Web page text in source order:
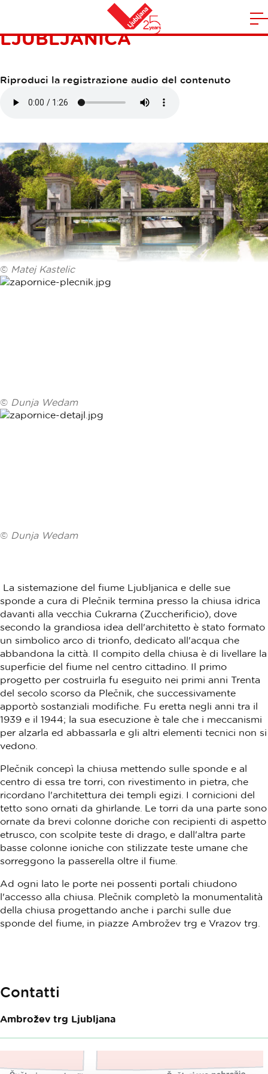
Casa
la
CHIUSA SUL FIUME
LJUBLJANICA
Riproduci la registrazione audio del contenuto
© Matej Kastelic
© Dunja Wedam
© Dunja Wedam
La sistemazione del fiume Ljubljanica e delle sue
sponde a cura di Plečnik termina presso la chiusa idrica
davanti alla vecchia Cukrarna (Zuccherificio), dove
secondo la grandiosa idea dell'architetto è stato formato
un simbolico arco di trionfo, dedicato all'acqua che
abbandona la città. Il compito della chiusa è di livellare la
superficie del fiume nel centro cittadino. Il primo
progetto per costruirla fu eseguito nei primi anni Trenta
del secolo scorso da Plečnik, che successivamente
apportò sostanziali modifiche. Fu eretta negli anni tra il
1939 e il 1944; la sua esecuzione è tale che i meccanismi
per alzarla ed abbassarla e gli altri elementi tecnici non si
vedono.
Plečnik concepì la chiusa mettendo sulle sponde e al
centro di essa tre torri, con rivestimento in pietra, che
ricordano l'architettura dei templi egizi. I cornicioni del
tetto sono ornati da ghirlande. Le torri da una parte sono
ornate da brevi colonne doriche con recipienti di aspetto
etrusco, con scolpite teste di drago, e dall'altra parte
basse colonne ioniche con stilizzate teste umane che
sorreggono la passerella oltre il fiume.
Ad ogni lato le porte nei possenti portali chiudono
l'accesso alla chiusa. Plečnik completò la monumentalità
della chiusa progettando anche i parchi sulle due
sponde del fiume, in piazze Ambrožev trg e Vrazov trg.
Contatti
Ambrožev trg Ljubljana